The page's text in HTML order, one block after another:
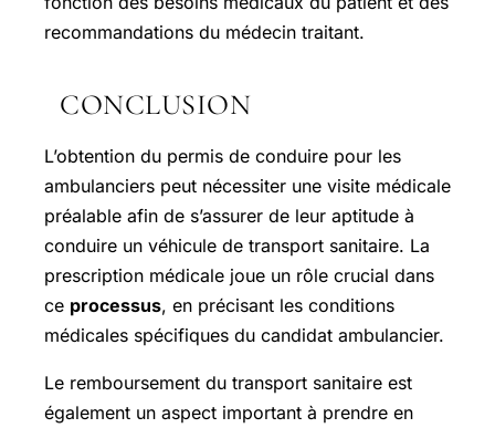
recommandations du médecin traitant.
CONCLUSION
L’obtention du permis de conduire pour les
ambulanciers peut nécessiter une visite médicale
préalable afin de s’assurer de leur aptitude à
conduire un véhicule de transport sanitaire. La
prescription médicale joue un rôle crucial dans
ce processus, en précisant les conditions
médicales spécifiques du candidat ambulancier.
Le remboursement du transport sanitaire est
également un aspect important à prendre en